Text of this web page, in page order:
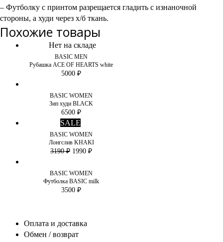
– Футболку с принтом разрещается гладить с изнаночной
стороны, а худи через х/б ткань.
Похожие товары
Нет на складе
BASIC MEN
Рубашка ACE OF HEARTS white
5000 ₽
BASIC WOMEN
Зип худи BLACK
6500 ₽
SALE
BASIC WOMEN
Лонгслив KHAKI
3190₽ 1990 ₽
BASIC WOMEN
Футболка BASIC milk
3500 ₽
Оплата и доставка
Обмен / возврат